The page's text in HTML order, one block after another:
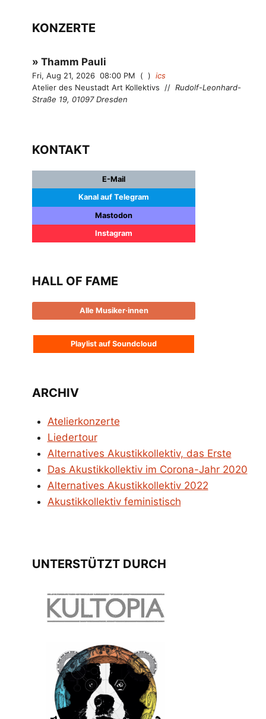
KONZERTE
Thamm Pauli
Fri, Aug 21, 2026 08:00 PM
ics
Atelier des Neustadt Art Kollektivs
// Rudolf-Leonhard-
Straße 19, 01097 Dresden
KONTAKT
E-Mail
Kanal auf Telegram
Mastodon
Instagram
HALL OF FAME
Alle Musiker·innen
Playlist auf Soundcloud
ARCHIV
Atelierkonzerte
Liedertour
Alternatives Akustikkollektiv, das Erste
Das Akustikkollektiv im Corona-Jahr 2020
Alternatives Akustikkollektiv 2022
Akustikkollektiv feministisch
UNTERSTÜTZT DURCH